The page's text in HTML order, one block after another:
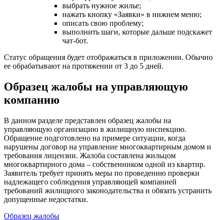
выбрать нужное жилье;
нажать кнопку «Заявки» в нижнем меню;
описать свою проблему;
выполнить шаги, которые дальше подскажет
чат-бот.
Статус обращения будет отображаться в приложении. Обычно
ее обрабатывают на протяжении от 3 до 5 дней.
Образец жалобы на управляющую
компанию
В данном разделе представлен образец жалобы на
управляющую организацию в жилищную инспекцию.
Обращение подготовлено на примере ситуации, когда
нарушены договор на управление многоквартирным домом и
требования лицензии. Жалоба составлена жильцом
многоквартирного дома – собственником одной из квартир.
Заявитель требует принять меры по проведению проверки
надлежащего соблюдения управляющей компанией
требований жилищного законодательства и обязать устранить
допущенные недостатки.
Образец жалобы